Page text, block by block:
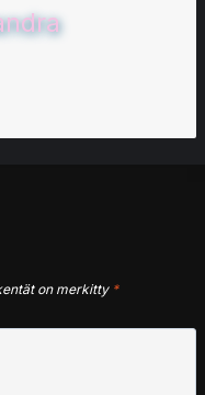
on merkitty *